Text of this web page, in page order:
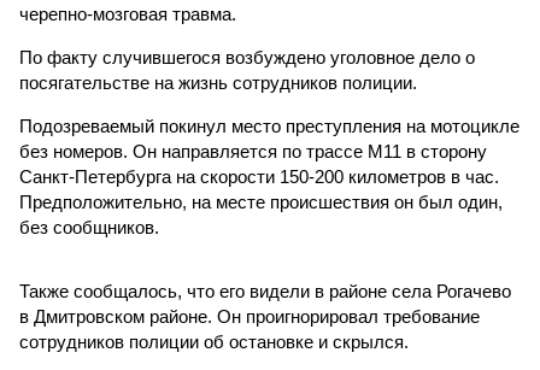
черепно-мозговая травма.
По факту случившегося возбуждено уголовное дело о
посягательстве на жизнь сотрудников полиции.
Подозреваемый покинул место преступления на мотоцикле
без номеров. Он направляется по трассе М11 в сторону
Санкт-Петербурга на скорости 150-200 километров в час.
Предположительно, на месте происшествия он был один,
без сообщников.
Также сообщалось, что его видели в районе села Рогачево
в Дмитровском районе. Он проигнорировал требование
сотрудников полиции об остановке и скрылся.